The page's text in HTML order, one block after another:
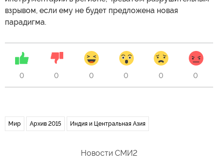
взрывом, если ему не будет предложена новая
парадигма.
0 0 0 0 0 0
Мир Архив 2015 Индия и Центральная Азия
Новости СМИ2